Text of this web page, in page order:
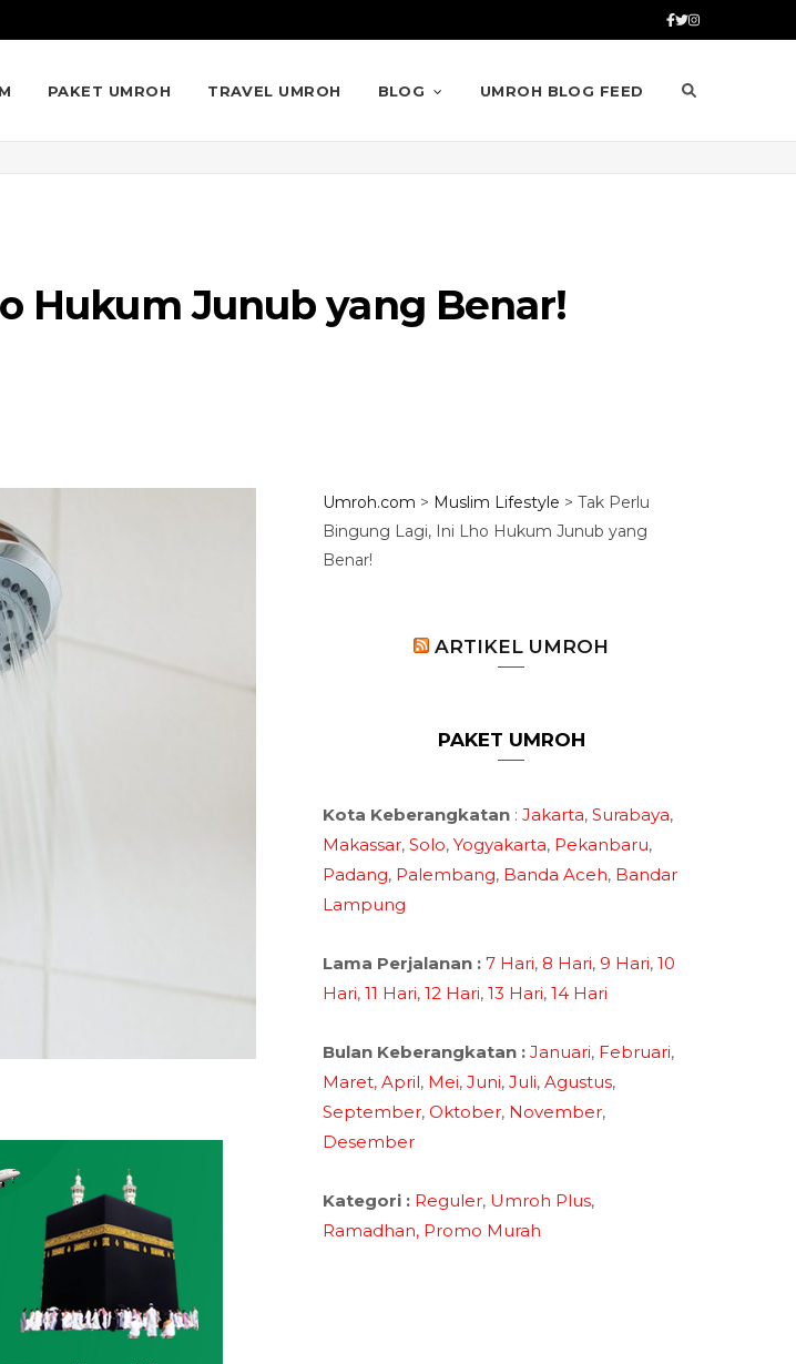
PAKET UMROH TRAVEL UMROH BLOG UMROH BLOG FEED
Hukum Junub yang Benar!
Umroh.com > Muslim Lifestyle > Tak Perlu
Bingung Lagi, Ini Lho Hukum Junub yang
Benar!
ARTIKEL UMROH
PAKET UMROH
Kota Keberangkatan : Jakarta, Surabaya,
Makassar, Solo, Yogyakarta, Pekanbaru,
Padang, Palembang, Banda Aceh, Bandar
Lampung
Lama Perjalanan : 7 Hari, 8 Hari, 9 Hari, 10
Hari, 11 Hari, 12 Hari, 13 Hari, 14 Hari
Bulan Keberangkatan : Januari, Februari,
Maret, April, Mei, Juni, Juli, Agustus,
September, Oktober, November,
Desember
Kategori : Reguler, Umroh Plus,
Ramadhan, Promo Murah